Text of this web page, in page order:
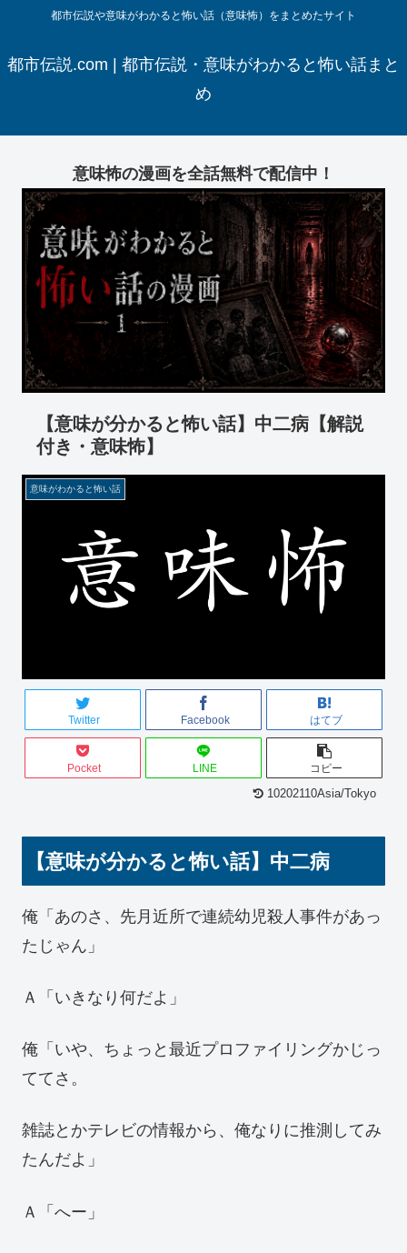
都市伝説や意味がわかると怖い話（意味怖）をまとめたサイト
都市伝説.com | 都市伝説・意味がわかると怖い話まと
め
意味怖の漫画を全話無料で配信中！
【意味が分かると怖い話】中二病【解説
付き・意味怖】
意味がわかると怖い話
Twitter Facebook はてブ
Pocket LINE コピー
10202110Asia/Tokyo
【意味が分かると怖い話】中二病
俺「あのさ、先月近所で連続幼児殺人事件があっ
たじゃん」
Ａ「いきなり何だよ」
俺「いや、ちょっと最近プロファイリングかじっ
ててさ。
雑誌とかテレビの情報から、俺なりに推測してみ
たんだよ」
Ａ「へー」